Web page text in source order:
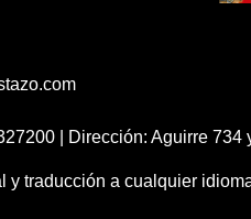
| Dirección: Aguirre 734
y traducción a cualquier